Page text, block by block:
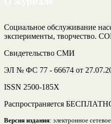
Социальное обслуживание
эксперименты, творчество.
Свидетельство СМИ
ЭЛ № ФС 77 - 66674 от
ISSN 2500-185Х
Распространяется
Версия издания: электронное сетевое